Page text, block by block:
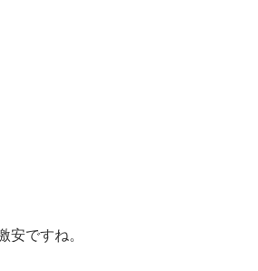
安ですね。